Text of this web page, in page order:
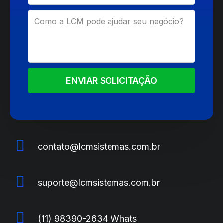
ENVIAR SOLICITAÇÃO
contato@lcmsistemas.com.br
suporte@lcmsistemas.com.br
(11) 98390-2634 Whats